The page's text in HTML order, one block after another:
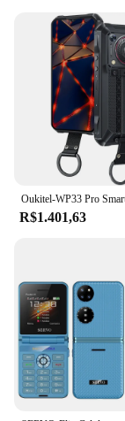
R$1.401,63